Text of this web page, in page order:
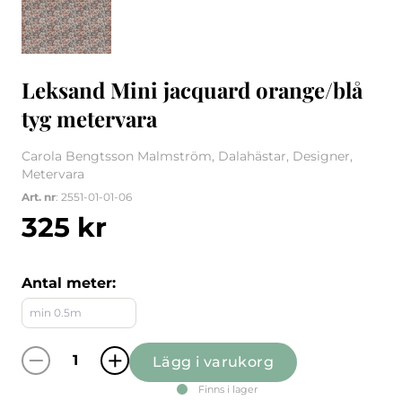
Leksand Mini jacquard orange/blå
tyg metervara
Carola Bengtsson Malmström, Dalahästar, Designer,
Metervara
Art. nr: 2551-01-01-06
325 kr
Antal meter:
Leksand Mini jacquard orange/blå tyg
Lägg i varukorg
Finns i lager